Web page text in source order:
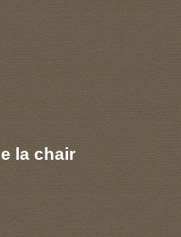
la chair